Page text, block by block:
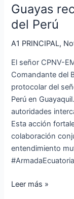
Guayas
del Perú
A1 PRINCIPAL,
El señor CPNV-
Comandante del
protocolar del
Perú en
autoridades
Esta acción
colaboración
entendimiento
Escuela
Guayas
recibe
al
General
del
Perú
Leer más »